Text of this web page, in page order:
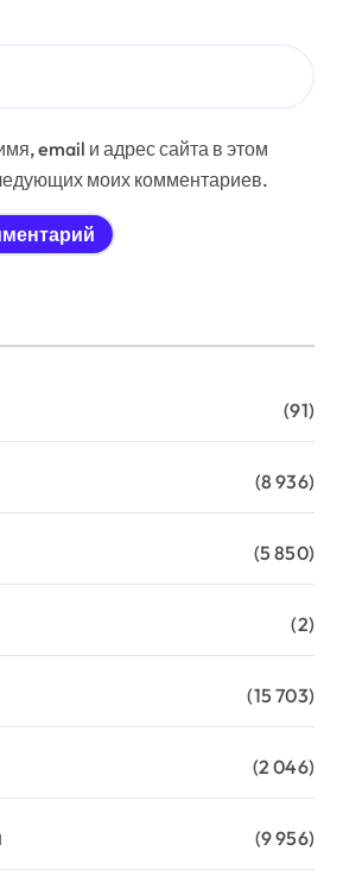
email и адрес сайта в этом
моих комментариев.
(91)
(8 936)
(5 850)
(2)
(15 703)
(2 046)
(9 956)